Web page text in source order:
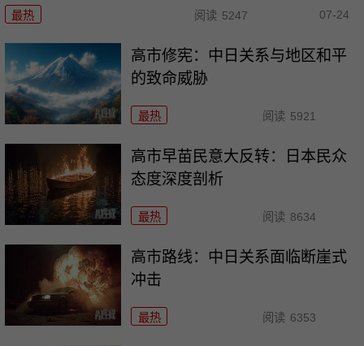
最热 阅读 5247 07-24
高市修宪：中日关系与地区和平
的致命威胁
最热 阅读 5921
高市早苗民意大反转：日本民众
态度深度剖析
最热 阅读 8634
高市路线：中日关系面临断崖式
冲击
最热 阅读 6353